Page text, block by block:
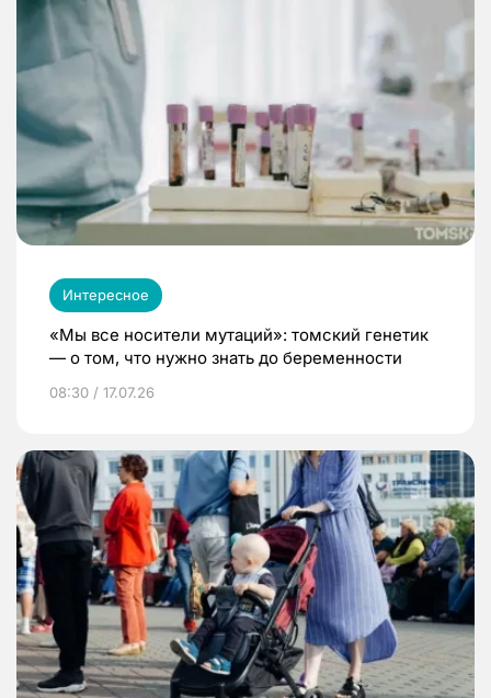
Интересное
«Мы все носители мутаций»: томский генетик
— о том, что нужно знать до беременности
08:30 / 17.07.26